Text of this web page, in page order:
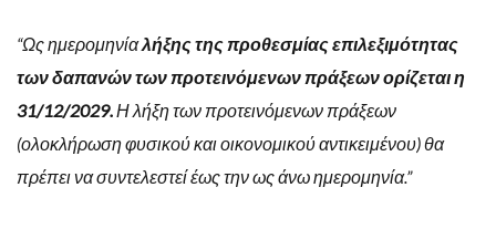
“Ως ημερομηνίαλήξης της προθεσμίας επιλεξιμότητας
των δαπανών των προτεινόμενων πράξεων ορίζεται η
31/12/2029. Η λήξη των προτεινόμενων πράξεων
(ολοκλήρωση φυσικού και οικονομικού αντικειμένου) θα
πρέπει να συντελεστεί έως την ως άνω ημερομηνία.”